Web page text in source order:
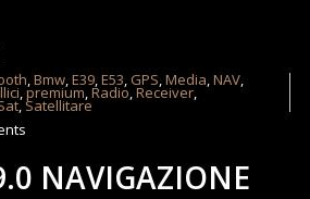
,Bmw,E39,E53, GPS,Media,NAV,
,premium,Radio,Receiver,
, Satellitare
NAVIGAZIONE